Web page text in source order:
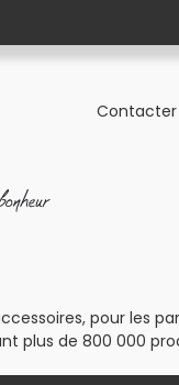
Contacter
pour les
plus de 800 000